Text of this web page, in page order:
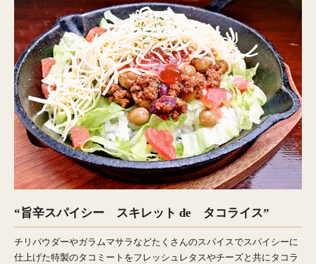
“旨辛スパイシー スキレット de タコライス”
チリパウダーやガラムマサラなどたくさんのスパイスでスパイシーに
仕上げた特製のタコミートをフレッシュレタスやチーズと共にタコラ